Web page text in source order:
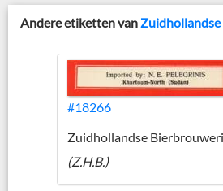
Andere etiketten van
#18266
Zuidhollandse
(Z.H.B.)